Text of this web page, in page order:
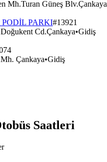
Mh.Turan Güneş Blv.Çankaya
PARKI#13921
Cd.Çankaya•Gidiş
Çankaya•Gidiş
Saatleri